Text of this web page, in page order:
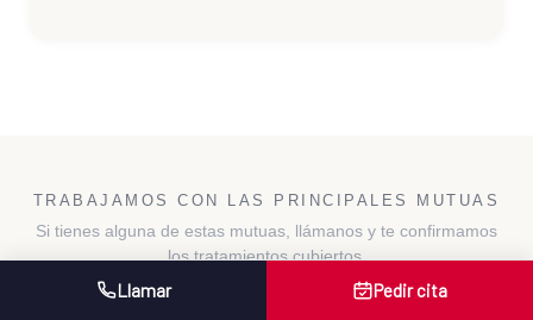
TRABAJAMOS CON LAS PRINCIPALES MUTUAS
Si tienes alguna de estas mutuas, llámanos y te confirmamos
los tratamientos cubiertos.
Llamar Pedir cita